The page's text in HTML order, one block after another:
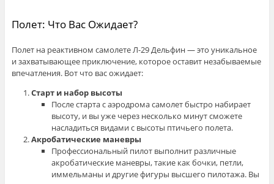
Полет: Что Вас Ожидает?
Полет на реактивном самолете Л-29 Дельфин — это уникальное
и захватывающее приключение, которое оставит незабываемые
впечатления. Вот что вас ожидает:
Старт и набор высоты
После старта с аэродрома самолет быстро набирает
высоту, и вы уже через несколько минут сможете
насладиться видами с высоты птичьего полета.
Акробатические маневры
Профессиональный пилот выполнит различные
акробатические маневры, такие как бочки, петли,
иммельманы и другие фигуры высшего пилотажа. Вы